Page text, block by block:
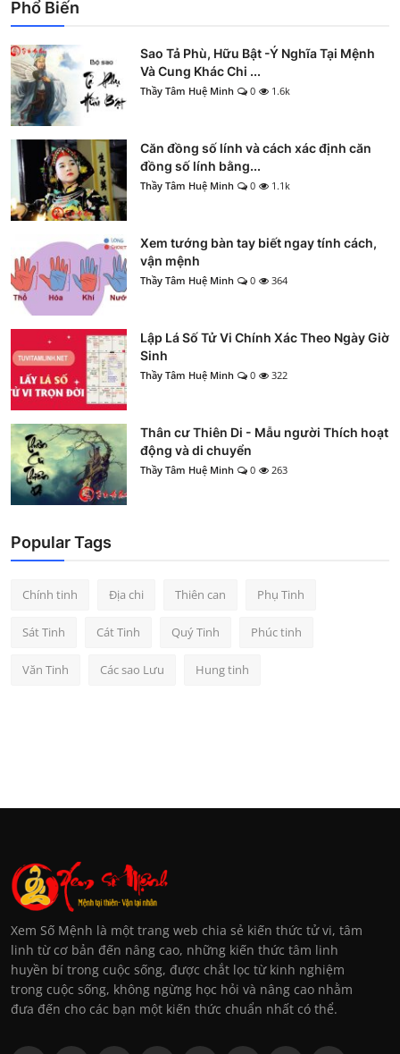
Phổ Biến
Sao Tả Phù, Hữu Bật -Ý Nghĩa Tại Mệnh
Và Cung Khác Chi ...
Thầy Tâm Huệ Minh 0 1.6k
Căn đồng số lính và cách xác định căn
đồng số lính bằng...
Thầy Tâm Huệ Minh 0 1.1k
Xem tướng bàn tay biết ngay tính cách,
vận mệnh
Thầy Tâm Huệ Minh 0 364
Lập Lá Số Tử Vi Chính Xác Theo Ngày Giờ
Sinh
Thầy Tâm Huệ Minh 0 322
Thân cư Thiên Di - Mẫu người Thích hoạt
động và di chuyển
Thầy Tâm Huệ Minh 0 263
Popular Tags
Chính tinh Địa chi Thiên can Phụ Tinh
Sát Tinh Cát Tinh Quý Tinh Phúc tinh
Văn Tinh Các sao Lưu Hung tinh
Xem Số Mệnh là một trang web chia sẻ kiến thức tử vi, tâm
linh từ cơ bản đến nâng cao, những kiến thức tâm linh
huyền bí trong cuộc sống, được chắt lọc từ kinh nghiệm
trong cuộc sống, không ngừng học hỏi và nâng cao nhằm
đưa đến cho các bạn một kiến thức chuẩn nhất có thể.